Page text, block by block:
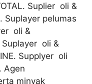
Suplier oli &
Suplayer pelumas
oli &
Suplayer oli &
Supplyer oli
Agen
minyak